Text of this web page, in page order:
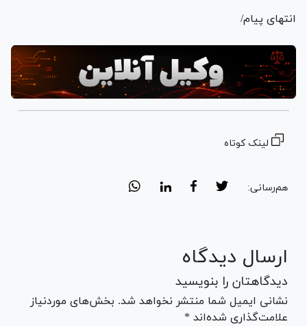
انتهای پیام/
لینک کوتاه
هم‌رسانی:
ارسال دیدگاه
دیدگاهتان را بنویسید
نشانی ایمیل شما منتشر نخواهد شد. بخش‌های موردنیاز
علامت‌گذاری شده‌اند *